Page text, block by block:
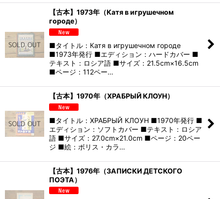
【古本】1973年（Катя в игрушечном
городе）
■タイトル：Катя в игрушечном городе
■1973年発行 ■エディション：ハードカバー ■
テキスト：ロシア語 ■サイズ：21.5cm×16.5cm
■ページ：112ペー…
【古本】1970年（ХРАБРЫЙ КЛОУН）
■タイトル：ХРАБРЫЙ КЛОУН ■1970年発行 ■
エディション：ソフトカバー ■テキスト：ロシア
語 ■サイズ：27.0cm×21.0cm ■ページ：20ペー
ジ ■絵：ボリス・カラ…
【古本】1976年（ЗАПИСКИ ДЕТСКОГО
ПОЭТА）